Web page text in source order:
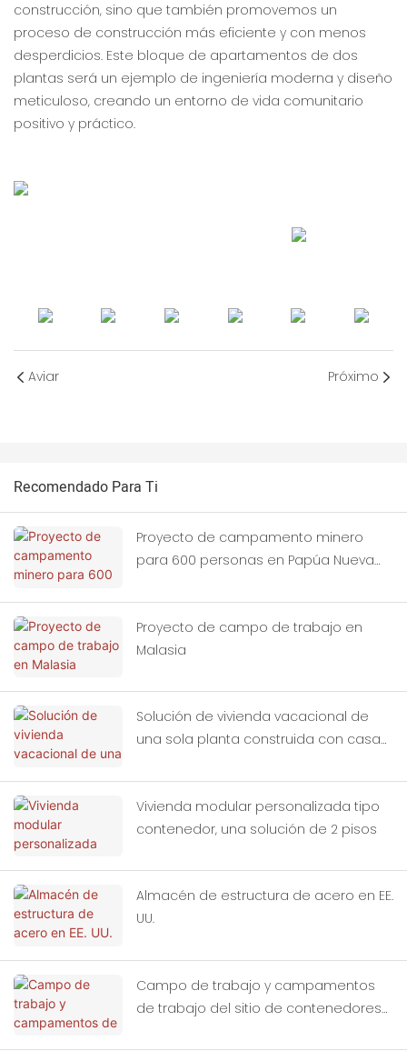
construcción, sino que también promovemos un
proceso de construcción más eficiente y con menos
desperdicios. Este bloque de apartamentos de dos
plantas será un ejemplo de ingeniería moderna y diseño
meticuloso, creando un entorno de vida comunitario
positivo y práctico.
Aviar Próximo
Recomendado Para Ti
Proyecto de campamento minero
para 600 personas en Papúa Nueva
Proyecto de campo de trabajo en
Malasia
Solución de vivienda vacacional de
una sola planta construida con casas
Vivienda modular personalizada tipo
contenedor, una solución de 2 pisos
Almacén de estructura de acero en EE.
UU.
Campo de trabajo y campamentos
de trabajo del sitio de contenedores